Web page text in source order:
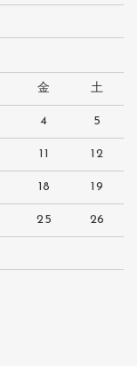
金 土
4 5
11 12
18 19
25 26